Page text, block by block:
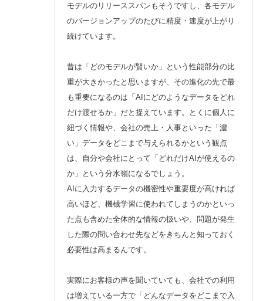
モデルのリリーススパンもそうですし、各モデル
のバージョンアップのたびに精度・速度が上がり
続けています。
昔は「どのモデルが賢いか」という性能部分の比
重が大きかったと思いますが、その進化の先で最
も重要になるのは「AIにどのようなデータをどれ
だけ渡せるか」だと捉えています。とくに個人に
紐づく情報や、会社の売上・人事といった「濃
い」データをどこまで与えられるかという観点
は、自分や会社にとって「どれだけAIが使えるの
か」という分水嶺になるでしょう。
AIに入力するデータの機密性や重要度が高ければ
高いほど、機械学習に使われてしまうのかといっ
た点も含めた全体的な情報の扱いや、問題が発生
した際の問い合わせ先などをきちんと知っておく
必要性は高まるんです。
実際にお客様の声を聞いていても、会社での利用
は増えている一方で「どんなデータをどこまで入